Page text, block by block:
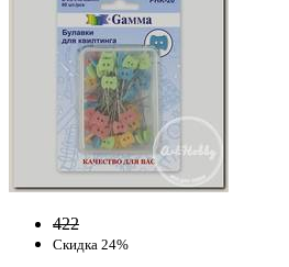
422
Скидка 24%